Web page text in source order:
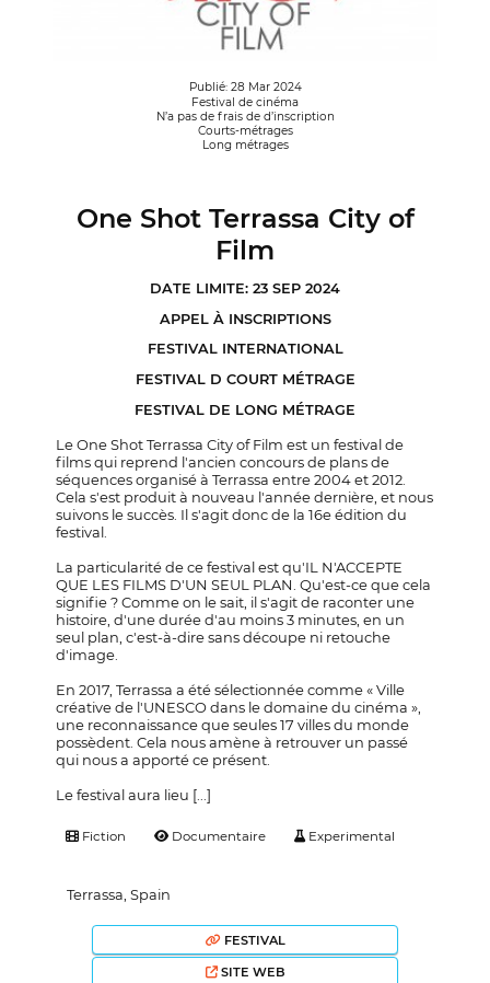
Publié: 28 Mar 2024
Festival de cinéma
N’a pas de frais de d’inscription
Courts-métrages
Long métrages
One Shot Terrassa City of
Film
DATE LIMITE: 23 SEP 2024
APPEL À INSCRIPTIONS
FESTIVAL INTERNATIONAL
FESTIVAL D COURT MÉTRAGE
FESTIVAL DE LONG MÉTRAGE
Le One Shot Terrassa City of Film est un festival de
films qui reprend l'ancien concours de plans de
séquences organisé à Terrassa entre 2004 et 2012.
Cela s'est produit à nouveau l'année dernière, et nous
suivons le succès. Il s'agit donc de la 16e édition du
festival.
La particularité de ce festival est qu'IL N'ACCEPTE
QUE LES FILMS D'UN SEUL PLAN. Qu'est-ce que cela
signifie ? Comme on le sait, il s'agit de raconter une
histoire, d'une durée d'au moins 3 minutes, en un
seul plan, c'est-à-dire sans découpe ni retouche
d'image.
En 2017, Terrassa a été sélectionnée comme « Ville
créative de l'UNESCO dans le domaine du cinéma »,
une reconnaissance que seules 17 villes du monde
possèdent. Cela nous amène à retrouver un passé
qui nous a apporté ce présent.
Le festival aura lieu [...]
Fiction Documentaire Experimental
Terrassa, Spain
FESTIVAL
SITE WEB